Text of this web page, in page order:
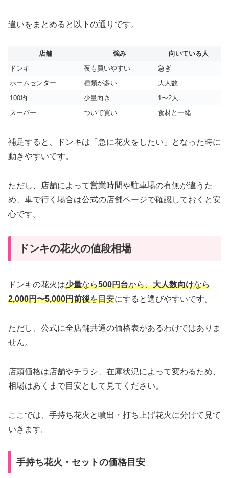
違いをまとめると以下の通りです。
店舗 強み
向いている人
ドンキ
夜も買いやすい
急ぎ
ホームセンター
種類が多い
大人数
100均
少量向き
1〜2人
スーパー
ついで買い 食材と一緒
補足すると、ドンキは「急に花火をしたい」となった時に
動きやすいです。
ただし、店舗によって営業時間や駐車場の有無が違うた
め、車で行く場合は公式の店舗ページで確認しておくと安
心です。
ドンキの花火の値段相場
ドンキの花火は少量なら500円台から、大人数向けなら
2,000円〜5,000円前後を目安にすると選びやすいです。
ただし、公式に全店舗共通の価格表があるわけではありま
せん。
店頭価格は店舗やチラシ、在庫状況によって変わるため、
相場はあくまで目安として見てください。
ここでは、手持ち花火と噴出・打ち上げ花火に分けて見て
いきます。
手持ち花火・セットの価格目安